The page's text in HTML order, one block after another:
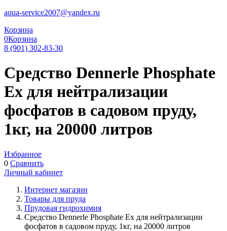
aqua-service2007@yandex.ru
Корзина
0Корзина
8 (901) 302-83-30
Средство Dennerle Phosphate
Ex для нейтрализации
фосфатов в садовом пруду,
1кг, на 20000 литров
Избранное
0 Сравнить
Личный кабинет
Интернет магазин
Товары для пруда
Прудовая гидрохимия
Средство Dennerle Phosphate Ex для нейтрализации
фосфатов в садовом пруду, 1кг, на 20000 литров